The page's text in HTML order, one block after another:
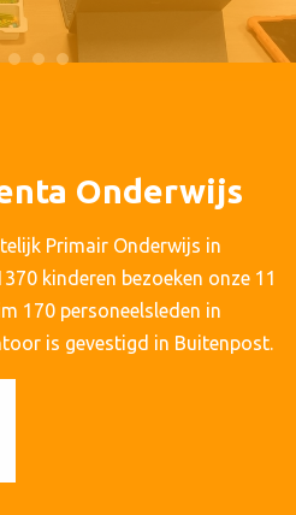
Onderwijs
Primair Onderwijs in
kinderen bezoeken onze 11
170 personeelsleden in
is gevestigd in Buitenpost.